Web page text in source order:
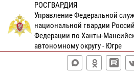
РОСГВАРДИЯ
Управление Федеральной
национальной гвардии
Федерации по Ханты-
автономному округу - Югре